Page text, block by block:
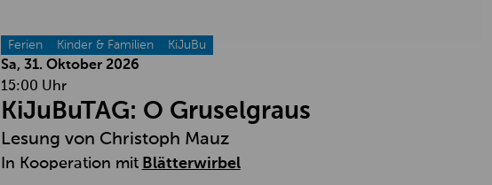
Ferien Kinder & Familien KiJuBu
Sa, 31. Oktober 2026
15:00 Uhr
KiJuBuTAG: O Gruselgraus
Lesung von Christoph Mauz
In Kooperation mit Blätterwirbel